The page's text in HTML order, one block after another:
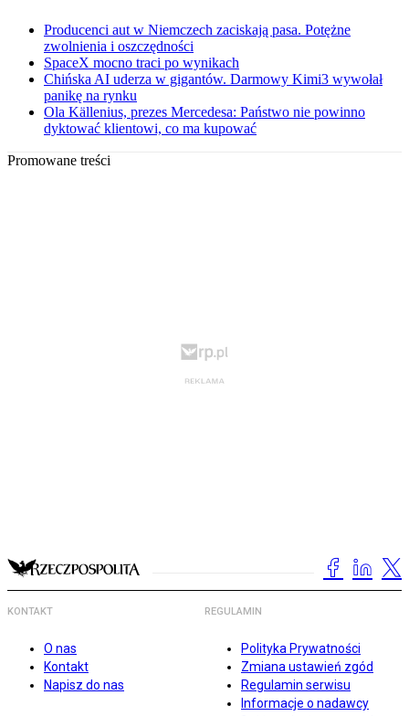
Producenci aut w Niemczech zaciskają pasa. Potężne
zwolnienia i oszczędności
SpaceX mocno traci po wynikach
Chińska AI uderza w gigantów. Darmowy Kimi3 wywołał
panikę na rynku
Ola Källenius, prezes Mercedesa: Państwo nie powinno
dyktować klientowi, co ma kupować
Promowane treści
KONTAKT
O nas
Kontakt
Napisz do nas
REGULAMIN
Polityka Prywatności
Zmiana ustawień zgód
Regulamin serwisu
Informacje o nadawcy